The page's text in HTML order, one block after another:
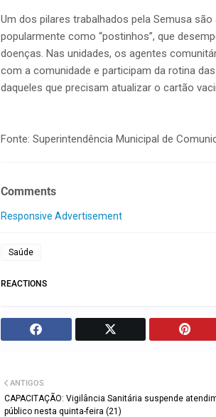
Um dos pilares trabalhados pela Semusa
popularmente como “postinhos”, que
doenças. Nas unidades, os agentes
com a comunidade e participam da rotina
daqueles que precisam atualizar o cartão
Fonte: Superintendência Municipal de
Comments
Responsive Advertisement
Saúde
REACTIONS
ANTIGOS
CAPACITAÇÃO: Vigilância Sanitária suspende
público nesta quinta-feira (21)